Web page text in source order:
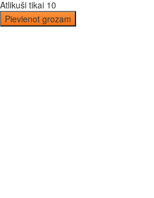
Atlikuši tikai 10
Pievienot grozam